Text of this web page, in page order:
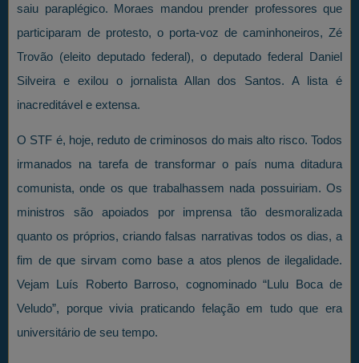
saiu paraplégico. Moraes mandou prender professores que
participaram de protesto, o porta-voz de caminhoneiros, Zé
Trovão (eleito deputado federal), o deputado federal Daniel
Silveira e exilou o jornalista Allan dos Santos. A lista é
inacreditável e extensa.
O STF é, hoje, reduto de criminosos do mais alto risco. Todos
irmanados na tarefa de transformar o país numa ditadura
comunista, onde os que trabalhassem nada possuiriam. Os
ministros são apoiados por imprensa tão desmoralizada
quanto os próprios, criando falsas narrativas todos os dias, a
fim de que sirvam como base a atos plenos de ilegalidade.
Vejam Luís Roberto Barroso, cognominado “Lulu Boca de
Veludo”, porque vivia praticando felação em tudo que era
universitário de seu tempo.